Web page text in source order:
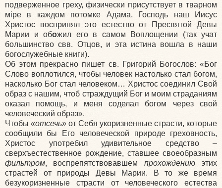
подверженное греху, физически присутствует в тварном
мiре в каждом потомке Адама. Господь наш Иисус
Христос воспринял это естество от Пресвятой Девы
Марии и обожил его в самом Воплощении (так учат
большинство свв. Отцов, и эта истина вошла в наши
богослужебные книги).
Об этом прекрасно пишет св. Григорий Богослов: «Бог
Слово воплотился, чтобы человек настолько стал богом,
насколько Бог стал человеком… Христос соединил Свой
образ с нашим, чтоб страждущий Бог и моим страданиям
оказал помощь, и меня соделал богом через свой
человеческий образ».
Чтобы «отсечь» от Себя укоризненные страсти, которые
сообщили бы Его человеческой природе греховность,
Христос употребил удивительное средство –
сверхъестественное рождение, ставшее своеобразным
фильтром, воспрепятствовавшем прохождениюэтих
страстей от природы Девы Марии. В то же время
безукоризненные страсти от человеческого естества